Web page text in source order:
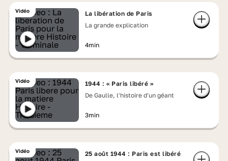
Vidéo
La libération de Paris
La grande explication
4min
Vidéo
1944 : « Paris libéré »
De Gaulle, l'histoire d'un géant
3min
Vidéo
25 août 1944 : Paris est libéré